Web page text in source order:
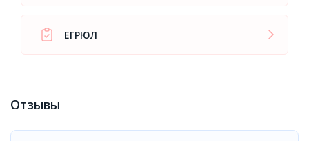
ЕГРЮЛ
Отзывы